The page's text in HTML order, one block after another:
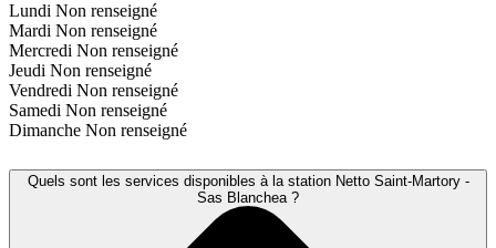
Lundi Non renseigné
Mardi Non renseigné
Mercredi Non renseigné
Jeudi Non renseigné
Vendredi Non renseigné
Samedi Non renseigné
Dimanche Non renseigné
Quels sont les services disponibles à la station Netto Saint-Martory -
Sas Blanchea ?